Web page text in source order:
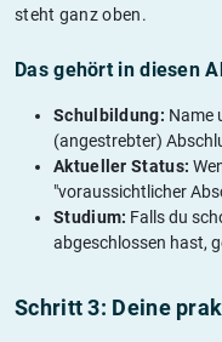
steht ganz oben.
Das gehört in diesen
Schulbildung: Name
(angestrebter)
Aktueller Status:
"voraussichtlicher
Studium: Falls du
abgeschlossen hast,
Schritt 3: Deine